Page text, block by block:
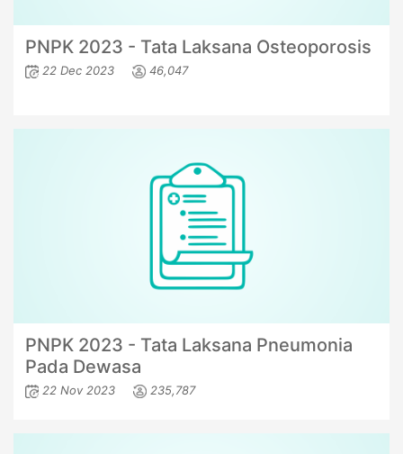
PNPK 2023 - Tata Laksana Osteoporosis
22 Dec 2023 46,047
PNPK 2023 - Tata Laksana Pneumonia
Pada Dewasa
22 Nov 2023 235,787